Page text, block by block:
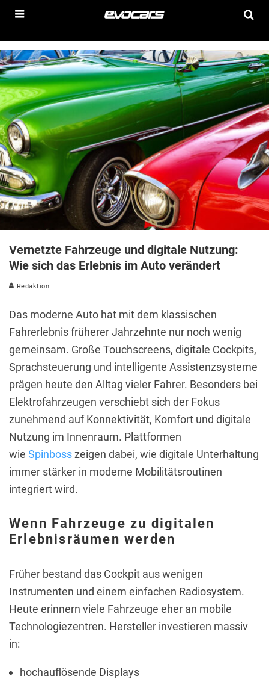
Vernetzte Fahrzeuge und digitale Nutzung:
Wie sich das Erlebnis im Auto verändert
Redaktion
Das moderne Auto hat mit dem klassischen
Fahrerlebnis früherer Jahrzehnte nur noch wenig
gemeinsam. Große Touchscreens, digitale Cockpits,
Sprachsteuerung und intelligente Assistenzsysteme
prägen heute den Alltag vieler Fahrer. Besonders bei
Elektrofahrzeugen verschiebt sich der Fokus
zunehmend auf Konnektivität, Komfort und digitale
Nutzung im Innenraum. Plattformen
wie Spinbosszeigen dabei, wie digitale Unterhaltung
immer stärker in moderne Mobilitätsroutinen
integriert wird.
Wenn Fahrzeuge zu digitalen
Erlebnisräumen werden
Früher bestand das Cockpit aus wenigen
Instrumenten und einem einfachen Radiosystem.
Heute erinnern viele Fahrzeuge eher an mobile
Technologiezentren. Hersteller investieren massiv
in:
hochauflösende Displays